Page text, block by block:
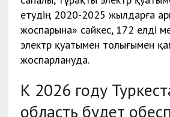
етудің 2020-2025 жылдарға
жоспарына» сәйкес, 172 елді
электр қуатымен толығымен
жоспарлануда.
К 2026 году
область будет